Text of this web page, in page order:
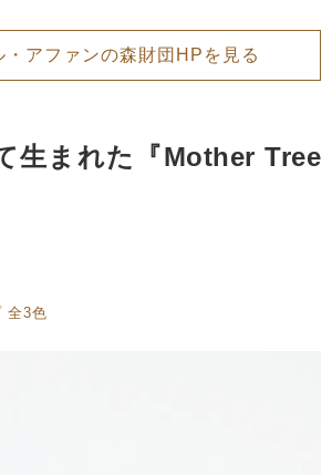
・アファンの森財団HPを見る
生まれた『Mother Tree
全3色